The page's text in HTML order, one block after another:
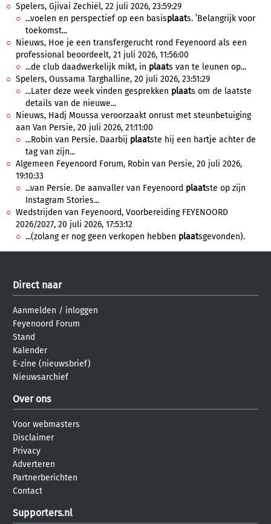
Spelers, Gjivai Zechiël, 22 juli 2026, 23:59:29
...voelen en perspectief op een basisplaats. ’Belangrijk voor
toekomst...
Nieuws, Hoe je een transfergerucht rond Feyenoord als een
professional beoordeelt, 21 juli 2026, 11:56:00
...de club daadwerkelijk mikt, in plaats van te leunen op...
Spelers, Oussama Targhalline, 20 juli 2026, 23:51:29
...Later deze week vinden gesprekken plaats om de laatste
details van de nieuwe...
Nieuws, Hadj Moussa veroorzaakt onrust met steunbetuiging
aan Van Persie, 20 juli 2026, 21:11:00
...Robin van Persie. Daarbij plaatste hij een hartje achter de
tag van zijn...
Algemeen Feyenoord Forum, Robin van Persie, 20 juli 2026,
19:10:33
...van Persie. De aanvaller van Feyenoord plaatste op zijn
Instagram Stories...
Wedstrijden van Feyenoord, Voorbereiding FEYENOORD
2026/2027, 20 juli 2026, 17:53:12
...(zolang er nog geen verkopen hebben plaatsgevonden).
Direct naar
Aanmelden / inloggen
Feyenoord Forum
Stand
Kalender
E-zine (nieuwsbrief)
Nieuwsarchief
Over ons
Voor webmasters
Disclaimer
Privacy
Adverteren
Partnerberichten
Contact
Supporters.nl